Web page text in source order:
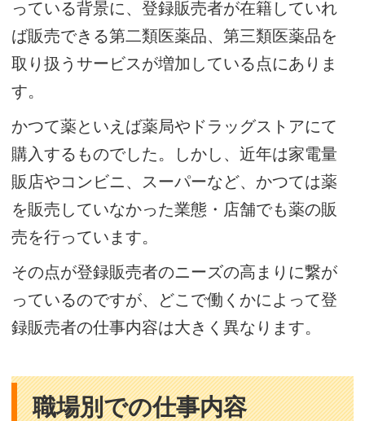
っている背景に、登録販売者が在籍していれ
ば販売できる第二類医薬品、第三類医薬品を
取り扱うサービスが増加している点にありま
す。
かつて薬といえば薬局やドラッグストアにて
購入するものでした。しかし、近年は家電量
販店やコンビニ、スーパーなど、かつては薬
を販売していなかった業態・店舗でも薬の販
売を行っています。
その点が登録販売者のニーズの高まりに繋が
っているのですが、どこで働くかによって登
録販売者の仕事内容は大きく異なります。
職場別での仕事内容